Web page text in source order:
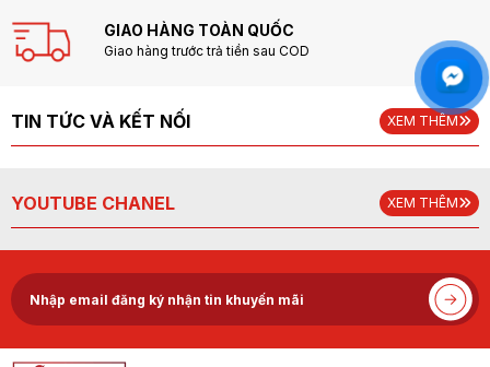
GIAO HÀNG TOÀN QUỐC
Giao hàng trước trả tiền sau COD
TIN TỨC VÀ KẾT NỐI XEM THÊM
YOUTUBE CHANEL XEM THÊM